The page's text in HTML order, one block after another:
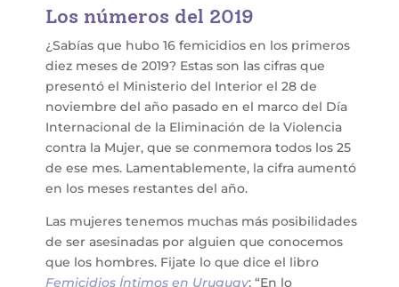
Los números del 2019
¿Sabías que hubo 16 femicidios en los primeros
diez meses de 2019? Estas son las cifras que
presentó el Ministerio del Interior el 28 de
noviembre del año pasado en el marco del Día
Internacional de la Eliminación de la Violencia
contra la Mujer, que se conmemora todos los 25
de ese mes. Lamentablemente, la cifra aumentó
en los meses restantes del año.
Las mujeres tenemos muchas más posibilidades
de ser asesinadas por alguien que conocemos
que los hombres. Fijate lo que dice el libro
Femicidios Íntimos en Uruguay: “En lo